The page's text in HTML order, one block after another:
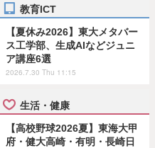
教育ICT
【夏休み2026】東大メタバー
ス工学部、生成AIなどジュニ
ア講座6選
2026.7.30 Thu 11:15
生活・健康
【高校野球2026夏】東海大甲
府・健大高崎・有明・長崎日